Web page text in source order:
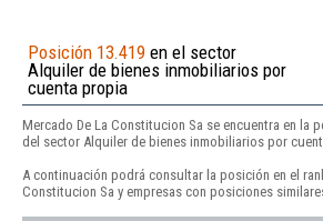
Posición 13.419 en el sector
Alquiler de bienes inmobiliarios por
cuenta propia
Mercado De La Constitucion Sa se encuentra en la
del sector Alquiler de bienes inmobiliarios por
A continuación podrá consultar la posición en el
Constitucion Sa y empresas con posiciones